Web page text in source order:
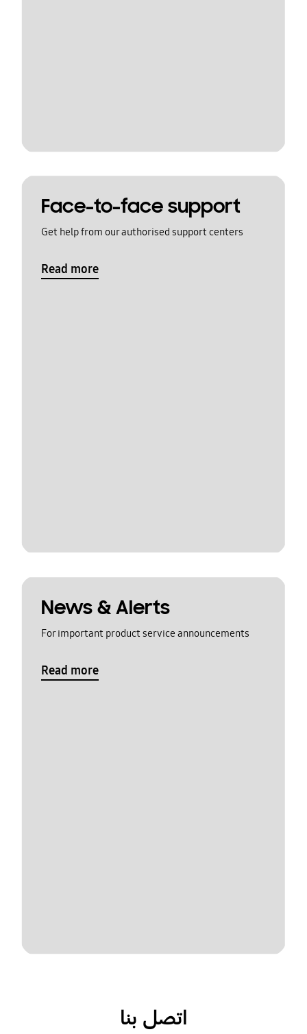
Face-to-face support
Get help from our authorised support centers
Read more
News & Alerts
For important product service announcements
Read more
اتصل بنا